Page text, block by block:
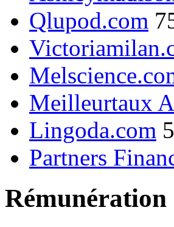
Qlupod.com
Meilleurtaux
Lingoda.com
Partners
Rémunération